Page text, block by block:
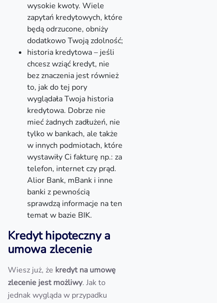
wysokie kwoty. Wiele
zapytań kredytowych, które
będą odrzucone, obniży
dodatkowo Twoją zdolność;
historia kredytowa – jeśli
chcesz wziąć kredyt, nie
bez znaczenia jest również
to, jak do tej pory
wyglądała Twoja historia
kredytowa. Dobrze nie
mieć żadnych zadłużeń, nie
tylko w bankach, ale także
w innych podmiotach, które
wystawiły Ci fakturę np.: za
telefon, internet czy prąd.
Alior Bank, mBank i inne
banki z pewnością
sprawdzą informacje na ten
temat w bazie BIK.
Kredyt hipoteczny a
umowa zlecenie
Wiesz już, że kredyt na umowę
zlecenie jest możliwy. Jak to
jednak wygląda w przypadku